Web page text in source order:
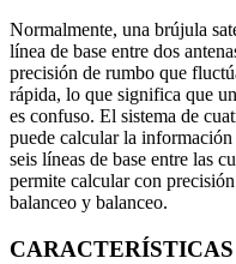
Normalmente, una brújula
línea de base entre dos
precisión de rumbo que
rápida, lo que significa que
es confuso. El sistema de
puede calcular la
seis líneas de base entre las
permite calcular con
balanceo y balanceo.
CARACTERÍSTICAS